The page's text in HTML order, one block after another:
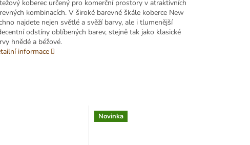
koberec určený pro komerční prostory v atraktivních
kombinacích. V široké barevné škále koberce New
najdete nejen světlé a svěží barvy, ale i tlumenější
odstíny oblíbených barev, stejně tak jako klasické
hnědé a béžové.
informace
Novinka